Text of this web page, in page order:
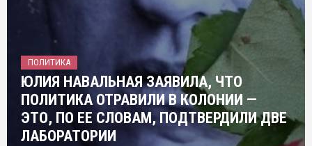
ПОЛИТИКА
ЮЛИЯ НАВАЛЬНАЯ ЗАЯВИЛА, ЧТО
ПОЛИТИКА ОТРАВИЛИ В КОЛОНИИ —
ЭТО, ПО ЕЕ СЛОВАМ, ПОДТВЕРДИЛИ ДВЕ
ЛАБОРАТОРИИ